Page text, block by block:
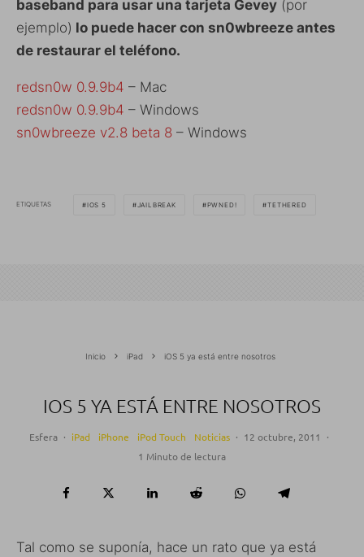
baseband para usar una tarjeta Gevey (por
ejemplo) lo puede hacer con sn0wbreeze antes
de restaurar el teléfono.
redsn0w 0.9.9b4 – Mac
redsn0w 0.9.9b4 – Windows
sn0wbreeze v2.8 beta 8 – Windows
ETIQUETAS IOS 5 JAILBREAK PWNED! TETHERED
Inicio iPad iOS 5 ya está entre nosotros
IOS 5 YA ESTÁ ENTRE NOSOTROS
Esfera · iPad iPhone iPod Touch Noticias · 12 octubre, 2011
·
1 Minuto de lectura
Tal como se suponía, hace un rato que ya está